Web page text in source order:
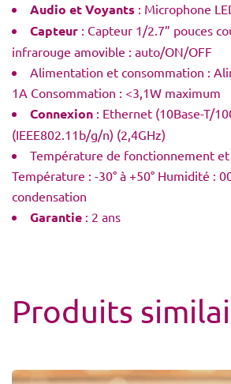
Audio et Voyants : Microphone
Capteur : Capteur 1/2.7” pouces
infrarouge amovible : auto/ON/OFF
Alimentation et consommation :
1A Consommation : <3,1W maximum
Connexion : Ethernet (10Base-T/
(IEEE802.11b/g/n) (2,4GHz)
Température de fonctionnement
Température : -30° à +50° Humidité :
condensation
Garantie : 2 ans
Produits